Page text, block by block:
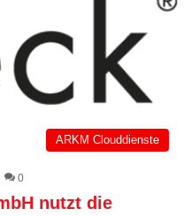
ARKM Clouddienste
0
nutzt die